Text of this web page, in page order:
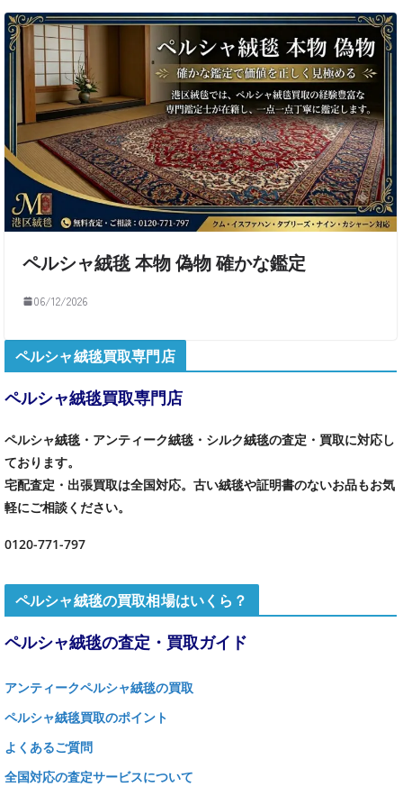
ペルシャ絨毯 本物 偽物 確かな鑑定
06/12/2026
ペルシャ絨毯買取専門店
ペルシャ絨毯買取専門店
ペルシャ絨毯・アンティーク絨毯・シルク絨毯の査定・買取に対応し
ております。
宅配査定・出張買取は全国対応。古い絨毯や証明書のないお品もお気
軽にご相談ください。
0120-771-797
ペルシャ絨毯の買取相場はいくら？
ペルシャ絨毯の査定・買取ガイド
アンティークペルシャ絨毯の買取
ペルシャ絨毯買取のポイント
よくあるご質問
全国対応の査定サービスについて